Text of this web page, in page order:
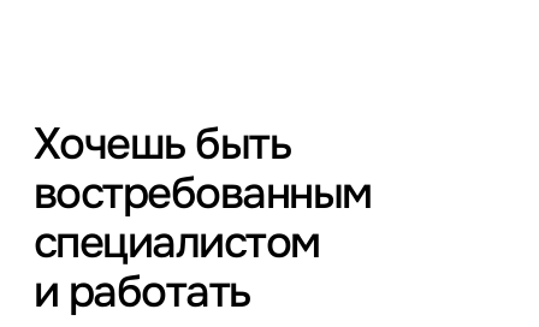
Хочешь быть
востребованным
специалистом
и работать